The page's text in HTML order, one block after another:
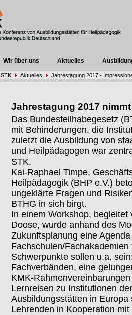
Wir über uns Aktuelles
STK Aktuelles Jahrestagung 2017 -
Jahrestagung 2017
Das Bundesteilhabegesetz
mit Behinderungen, die
zuletzt die Ausbildung von
und Heilpädagogen war
STK.
Kai-Raphael Timpe,
Heilpädagogik (BHP e.V.)
ungeklärte Fragen und
BTHG in sich birgt.
In einem Workshop,
Doose, wurde anhand des
Zukunftsplanung eine
Fachschulen/
Schwerpunkte sollen u.a.
Fachverbänden, eine
KMK-
Lernreisen zu Institutionen
Ausbildungsstätten in
Lehrenden in Kooperation